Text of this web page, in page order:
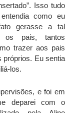
Isso tudo
como eu
gerasse a tal
os pais, tantos
trazer aos pais
próprios. Eu sentia
los.
e foi em
deparei com o